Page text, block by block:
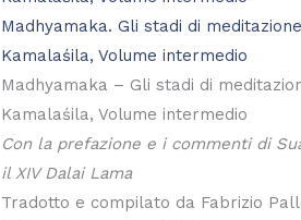
Madhyamaka. Gli stadi di
Kamalaśila, Volume intermedio
Madhyamaka – Gli stadi di
Kamalaśila, Volume intermedio
Con la prefazione e i commenti di
il XIV Dalai Lama
Tradotto e compilato da Fabrizio